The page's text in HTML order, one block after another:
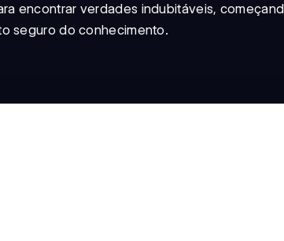
encontrar verdades indubitáveis,
seguro do conhecimento.